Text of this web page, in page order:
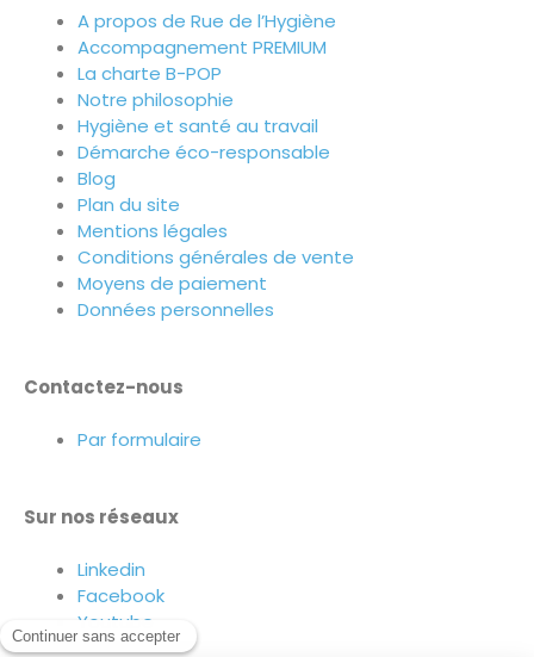
A propos de Rue de l’Hygiène
Accompagnement PREMIUM
La charte B-POP
Notre philosophie
Hygiène et santé au travail
Démarche éco-responsable
Blog
Plan du site
Mentions légales
Conditions générales de vente
Moyens de paiement
Données personnelles
Contactez-nous
Par formulaire
Sur nos réseaux
Linkedin
Facebook
Youtube